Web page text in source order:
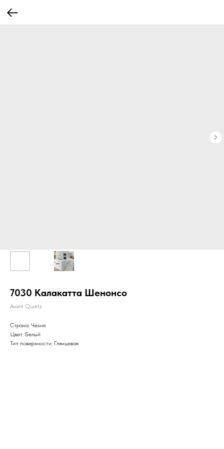
7030 Калакатта Шенонсо
Avant Quartz
Страна: Чехия
Цвет: Белый
Тип поверхности: Глянцевая